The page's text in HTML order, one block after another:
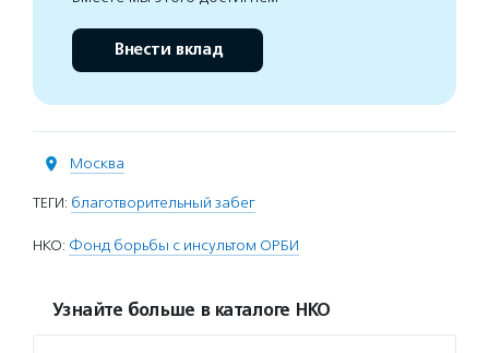
Внести вклад
Москва
ТЕГИ: благотворительный забег
НКО: Фонд борьбы с инсультом ОРБИ
Узнайте больше в каталоге НКО